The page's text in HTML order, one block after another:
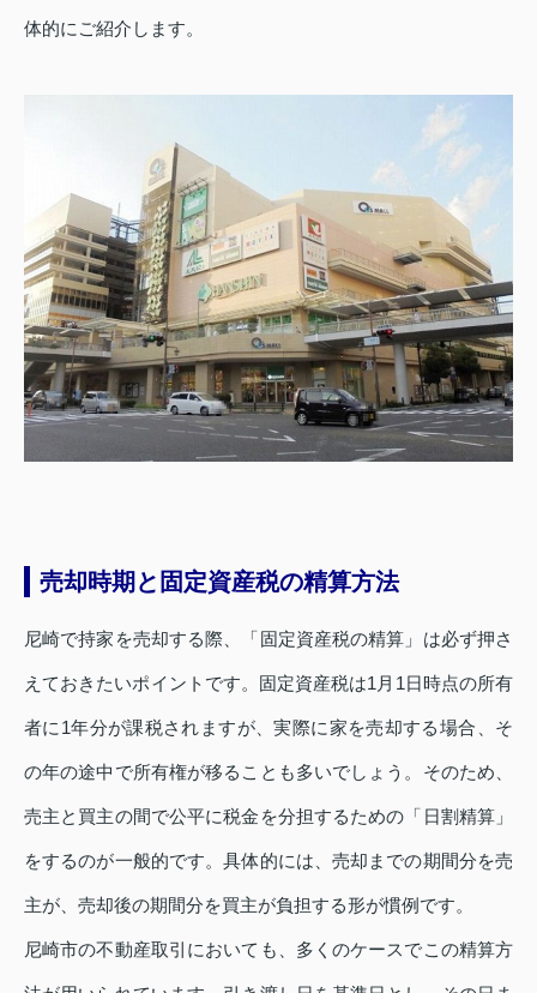
体的にご紹介します。
売却時期と固定資産税の精算方法
尼崎で持家を売却する際、「固定資産税の精算」は必ず押さ
えておきたいポイントです。固定資産税は1月1日時点の所有
者に1年分が課税されますが、実際に家を売却する場合、そ
の年の途中で所有権が移ることも多いでしょう。そのため、
売主と買主の間で公平に税金を分担するための「日割精算」
をするのが一般的です。具体的には、売却までの期間分を売
主が、売却後の期間分を買主が負担する形が慣例です。
尼崎市の不動産取引においても、多くのケースでこの精算方